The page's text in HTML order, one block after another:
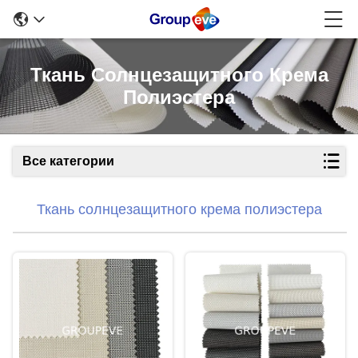
Ткань Солнцезащитного Крема
Полиэстера
Все категории
Ткань солнцезащитного крема полиэстера